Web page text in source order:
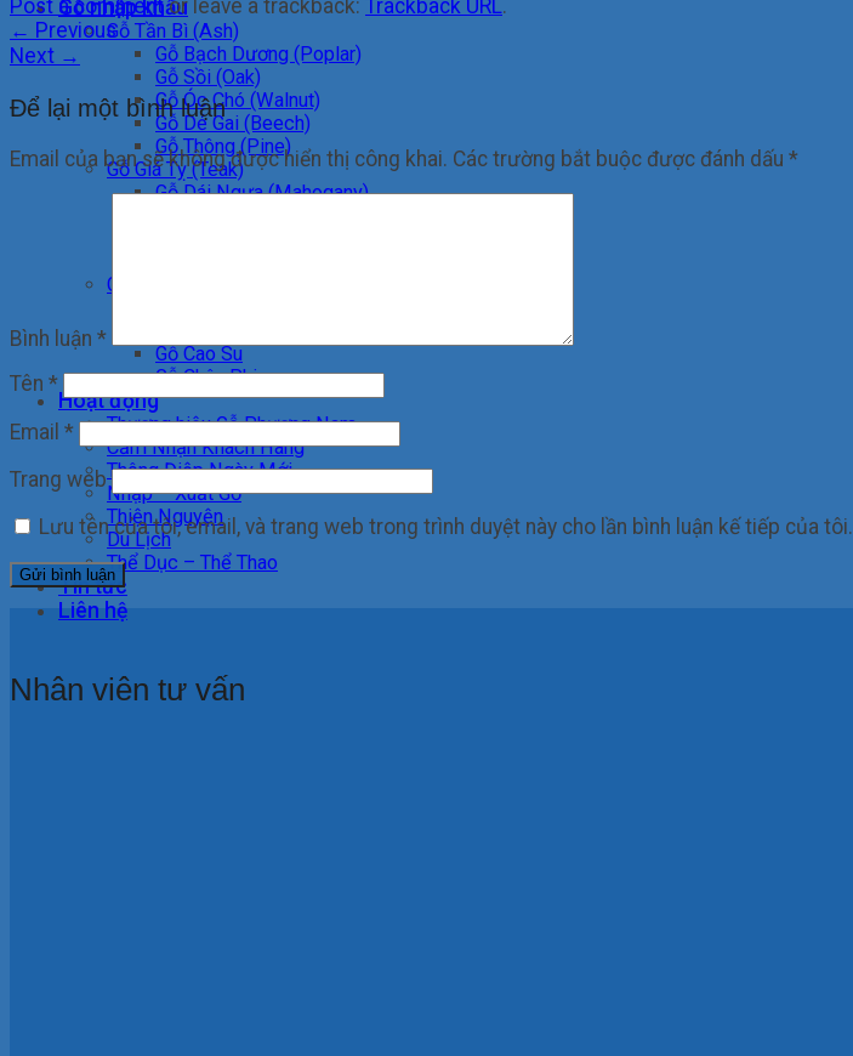
Gỗ nhập khẩu
Gỗ Tần Bì (Ash)
Gỗ Bạch Dương (Poplar)
Gỗ Sồi (Oak)
Gỗ Óc Chó (Walnut)
Gỗ Dẻ Gai (Beech)
Gỗ Thông (Pine)
Gỗ Giá Tỵ (Teak)
Gỗ Dái Ngựa (Mahogany)
Gỗ Xoan Đào
Gỗ Cao Su
Gỗ Châu Phi
Hoạt động
Thương hiệu Gỗ Phương Nam
Cảm Nhận Khách Hàng
Thông Điệp Ngày Mới
Nhập – Xuất Gỗ
Thiện Nguyện
Du Lịch
Thể Dục – Thể Thao
Tin tức
Liên hệ
Post a commentor leave a trackback: Trackback URL.
← Previous
Next →
Để lại một bình luận
Email của bạn sẽ không được hiển thị công khai. Các trường bắt buộc được đánh dấu *
Bình luận *
Tên *
Email *
Trang web
Lưu tên của tôi, email, và trang web trong trình duyệt này cho lần bình luận kế tiếp của tôi.
Nhân viên tư vấn